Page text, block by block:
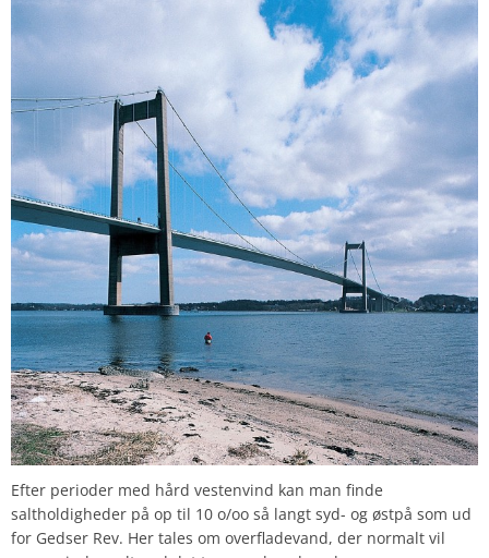
Efter perioder med hård vestenvind kan man finde
saltholdigheder på op til 10 o/oo så langt syd- og østpå som ud
for Gedser Rev. Her tales om overfladevand, der normalt vil